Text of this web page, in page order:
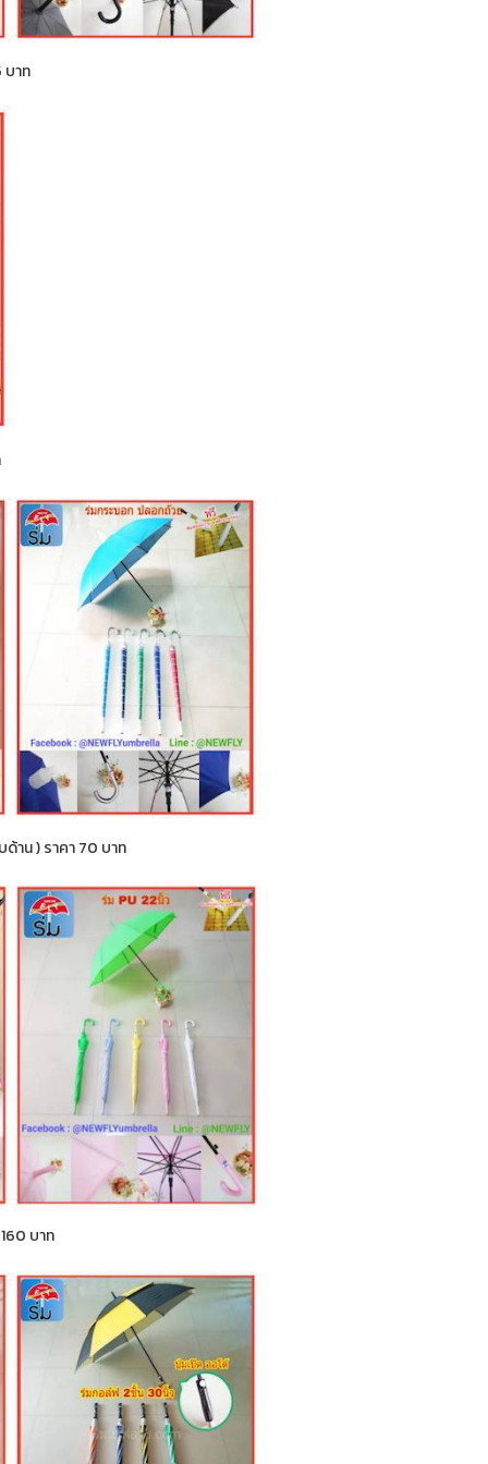
บาท
ด้าน ) ราคา 70 บาท
บาท